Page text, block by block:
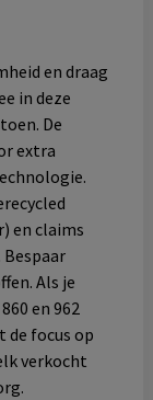
en draag
in deze
De
extra
en claims
Als je
en 962
de focus op
verkocht